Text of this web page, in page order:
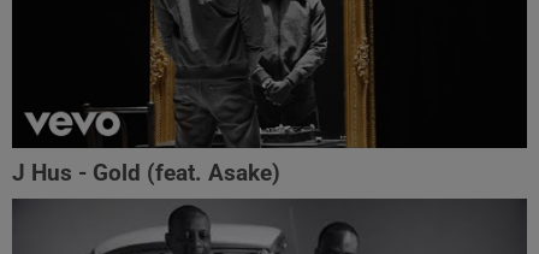
J Hus - Gold (feat. Asake)